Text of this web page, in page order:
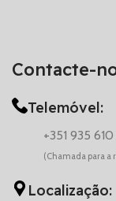
Contacte-
Telemóvel:
+351 935
(Chamada para
Localização: